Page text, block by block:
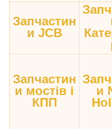
Запчастин
и JCB
Запчастин
и мостів і
КПП
и